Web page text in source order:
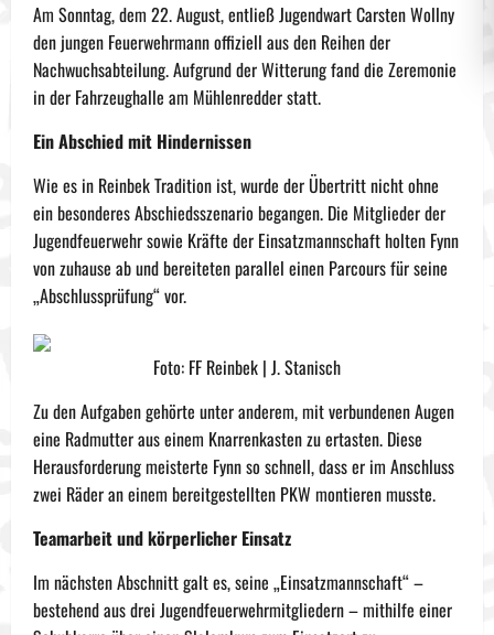
Am Sonntag, dem 22. August, entließ Jugendwart Carsten Wollny
den jungen Feuerwehrmann offiziell aus den Reihen der
Nachwuchsabteilung. Aufgrund der Witterung fand die Zeremonie
in der Fahrzeughalle am Mühlenredder statt.
Ein Abschied mit Hindernissen
Wie es in Reinbek Tradition ist, wurde der Übertritt nicht ohne
ein besonderes Abschiedsszenario begangen. Die Mitglieder der
Jugendfeuerwehr sowie Kräfte der Einsatzmannschaft holten Fynn
von zuhause ab und bereiteten parallel einen Parcours für seine
„Abschlussprüfung“ vor.
Foto: FF Reinbek | J. Stanisch
Zu den Aufgaben gehörte unter anderem, mit verbundenen Augen
eine Radmutter aus einem Knarrenkasten zu ertasten. Diese
Herausforderung meisterte Fynn so schnell, dass er im Anschluss
zwei Räder an einem bereitgestellten PKW montieren musste.
Teamarbeit und körperlicher Einsatz
Im nächsten Abschnitt galt es, seine „Einsatzmannschaft“ –
bestehend aus drei Jugendfeuerwehrmitgliedern – mithilfe einer